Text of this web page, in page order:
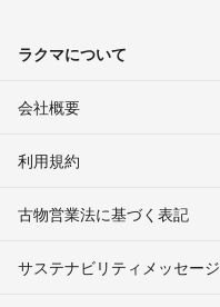
ラクマについて
会社概要
利用規約
古物営業法に基づく表記
サステナビリティメッセージ